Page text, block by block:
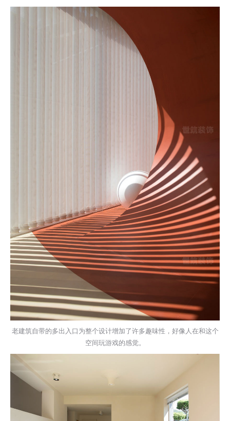
老建筑自带的多出入口为整个设计增加了许多趣味性，好像人在和这个
空间玩游戏的感觉。